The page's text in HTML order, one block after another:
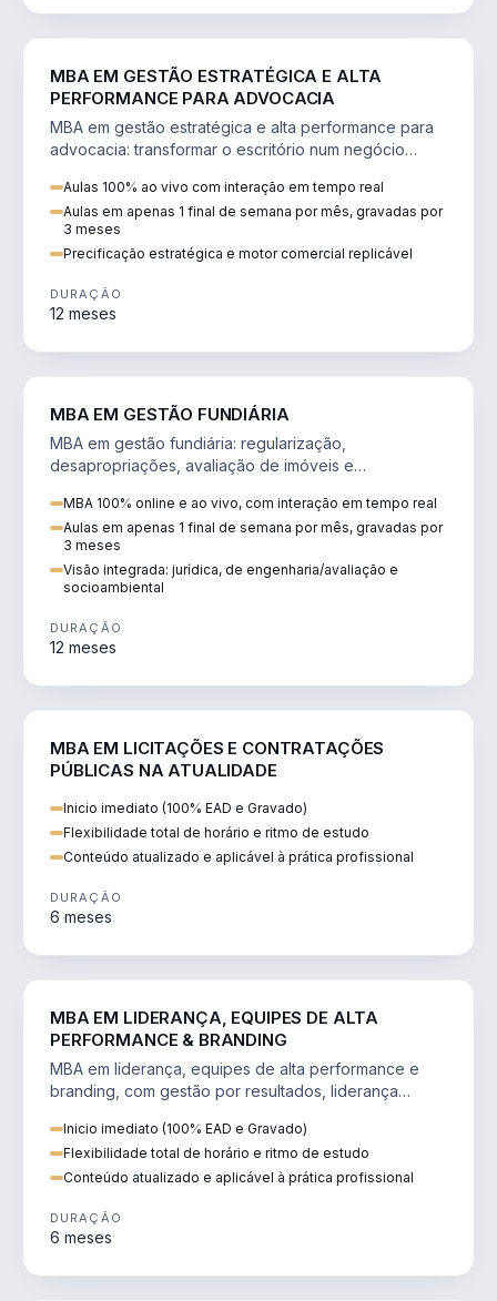
MBA EM GESTÃO ESTRATÉGICA E ALTA
PERFORMANCE PARA ADVOCACIA
MBA em gestão estratégica e alta performance para
advocacia: transformar o escritório num negócio
Aulas 100% ao vivo com interação em tempo real
Aulas em apenas 1 final de semana por mês, gravadas por
3 meses
Precificação estratégica e motor comercial replicável
DURAÇÃO
12 meses
MBA EM GESTÃO FUNDIÁRIA
MBA em gestão fundiária: regularização,
desapropriações, avaliação de imóveis e
MBA 100% online e ao vivo, com interação em tempo real
Aulas em apenas 1 final de semana por mês, gravadas por
3 meses
Visão integrada: jurídica, de engenharia/avaliação e
socioambiental
DURAÇÃO
12 meses
MBA EM LICITAÇÕES E CONTRATAÇÕES
PÚBLICAS NA ATUALIDADE
Inicio imediato (100% EAD e Gravado)
Flexibilidade total de horário e ritmo de estudo
Conteúdo atualizado e aplicável à prática profissional
DURAÇÃO
6 meses
MBA EM LIDERANÇA, EQUIPES DE ALTA
PERFORMANCE & BRANDING
MBA em liderança, equipes de alta performance e
branding, com gestão por resultados, liderança
Inicio imediato (100% EAD e Gravado)
Flexibilidade total de horário e ritmo de estudo
Conteúdo atualizado e aplicável à prática profissional
DURAÇÃO
6 meses